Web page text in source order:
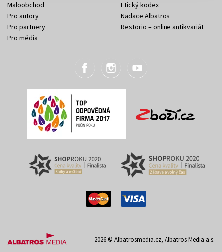
Maloobchod
Pro autory
Pro partnery
Pro média
Etický kodex
Nadace Albatros
Restorio – online antikvariát
2026 © Albatrosmedia.cz, Albatros Media a.s.